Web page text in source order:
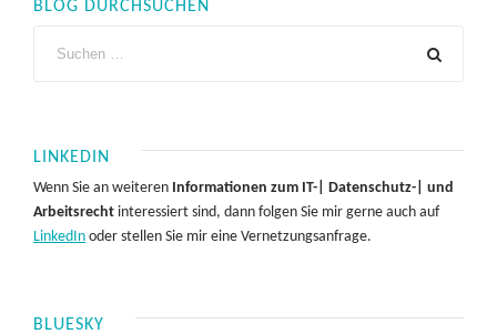
BLOG DURCHSUCHEN
LINKEDIN
Wenn Sie an weiteren Informationen zum IT-| Datenschutz-| und
Arbeitsrecht interessiert sind, dann folgen Sie mir gerne auch auf
LinkedIn oder stellen Sie mir eine Vernetzungsanfrage.
BLUESKY